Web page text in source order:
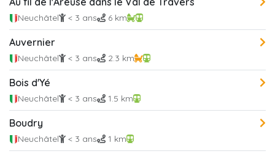
Neuchâtel < 3 ans 6 km
Auvernier
Neuchâtel < 3 ans 2.3 km
Bois d'Yé
Neuchâtel < 3 ans 1.5 km
Boudry
Neuchâtel < 3 ans 1 km